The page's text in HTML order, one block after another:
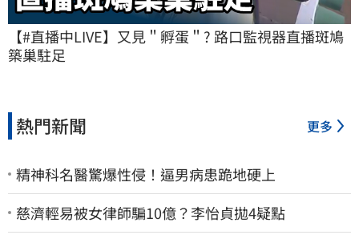
【#直播中LIVE】又見＂孵蛋＂? 路口監視器直播斑鳩
築巢駐足
熱門新聞 更多
精神科名醫驚爆性侵！逼男病患跪地硬上
慈濟輕易被女律師騙10億？李怡貞拋4疑點